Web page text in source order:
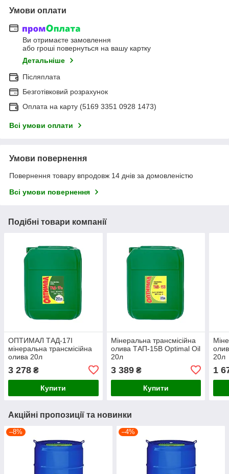
Умови оплати
Ви отримаєте замовлення
або гроші повернуться на вашу картку
Детальніше
Післяплата
Безготівковий розрахунок
Оплата на карту (5169 3351 0928 1473)
Всі умови оплати
Умови повернення
Повернення товару впродовж 14 днів за домовленістю
Всі умови повернення
Подібні товари компанії
OПТИМАЛ ТАД-17І
мінеральна трансмісійна
олива 20л
3 278 ₴
Купити
Мінеральна трансмісійна
олива ТАП-15В Optimal Oil
20л
3 389₴
Купити
20л
1
Акційні пропозиції та новинки
–8% –4%